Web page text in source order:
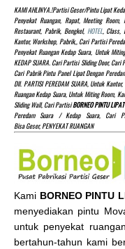
KAMI AHLINYA.!partisi Geser/pintu Lipat
Penyekat Ruangan, Rapat, Meeting Room,
Restaurant, Pabrik, Bengkel, HOTEL, Class,
Kantor, Workshop, Pabrik,, Cari Partisi
Penyekat Ruangan Kedap Suara, Untuk
KEDAP SUARA. Cari Partisi Sliding Door,
Cari Pabrik Pintu Panel Lipat Dengan
Dll. PARTISI PEREDAM SUARA, Untuk
Ruangan Kedap Suara, Untuk Miting Room,
Sliding Wall, Cari PartisiBORNEO PINTU LIPAT
Peredam Suara / Kedap Suara, Cari
Bisa Geser, PENYEKAT RUANGAN
Kami BORNEO PINTU
menyediakan pintu
untuk penyekat
bertahun-tahun kami